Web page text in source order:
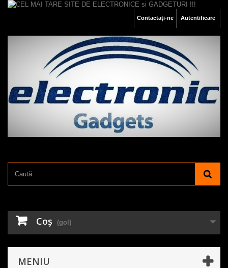
Autentificare
Contactați-ne
Coş (gol)
MENIU